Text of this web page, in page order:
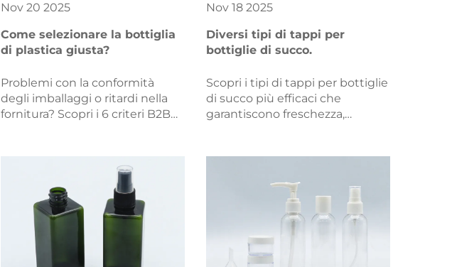
Nov 20 2025
Come selezionare la bottiglia
di plastica giusta?
Problemi con la conformità
degli imballaggi o ritardi nella
fornitura? Scopri i 6 criteri B2B
approvvigionamento e
normative. Scegli con
attenzione — scarica subito la
tua checklist.
Nov 18 2025
Diversi tipi di tappi per
bottiglie di succo.
Scopri i tipi di tappi per bottiglie
di succo più efficaci che
garantiscono freschezza,